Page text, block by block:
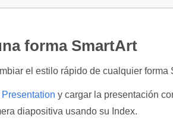
forma SmartArt
el estilo rápido de cualquier forma
Presentation y cargar la presentación
diapositiva usando su Index.